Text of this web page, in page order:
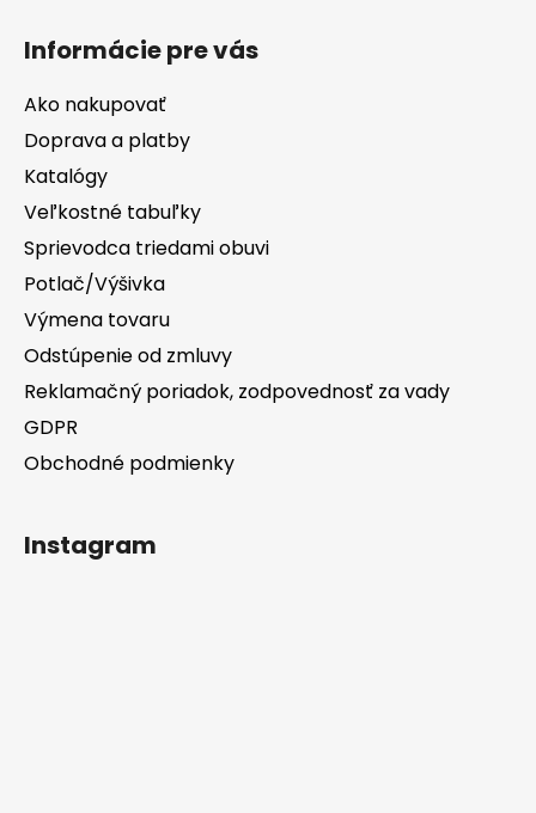
Informácie pre vás
Ako nakupovať
Doprava a platby
Katalógy
Veľkostné tabuľky
Sprievodca triedami obuvi
Potlač/Výšivka
Výmena tovaru
Odstúpenie od zmluvy
Reklamačný poriadok, zodpovednosť za vady
GDPR
Obchodné podmienky
Instagram